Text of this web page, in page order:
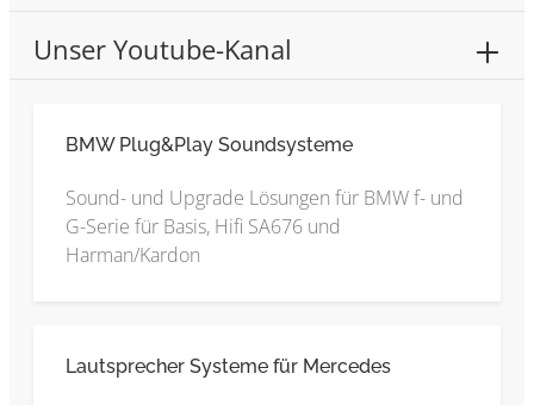
Unser Youtube-Kanal
BMW Plug&Play Soundsysteme
Sound- und Upgrade Lösungen für BMW f- und
G-Serie für Basis, Hifi SA676 und
Harman/Kardon
Lautsprecher Systeme für Mercedes